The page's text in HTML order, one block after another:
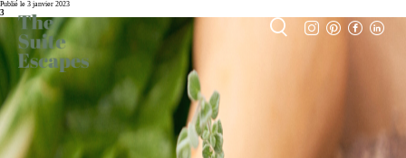
Publié le 3 janvier 2023
3